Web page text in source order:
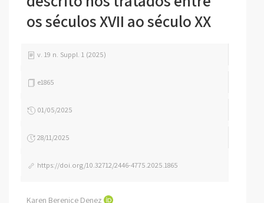
os séculos XVII ao século XX
v. 19 n. Suppl. 1 (2025)
e1865
01/05/2025
28/11/2025
https://doi.org/10.32712/2446-4775.2025.1865
Karen Berenice Denez